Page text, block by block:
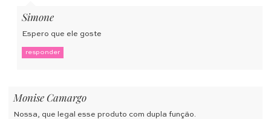
Simone
Espero que ele goste
responder
Monise Camargo
Nossa, que legal esse produto com dupla função.